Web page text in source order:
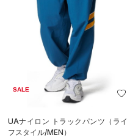
SALE
UAナイロン トラックパンツ（ライ
フスタイル/MEN）